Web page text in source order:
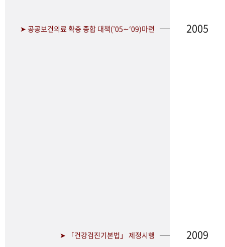
➤ 공공보건의료 확충 종합 대책(’05∼‘09)마련 2005
➤ 「건강검진기본법」 제정시행 2009